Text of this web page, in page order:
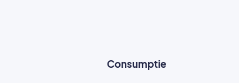
Consumptie